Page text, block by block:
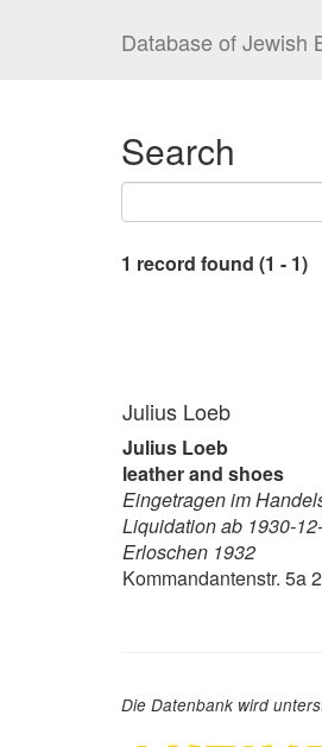
Database of Jewish
Search
1 record found (1 - 1)
Julius Loeb
Julius Loeb
leather and shoes
Eingetragen im
Liquidation ab 1930-
Erloschen 1932
Kommandantenstr. 5a
Die Datenbank wird